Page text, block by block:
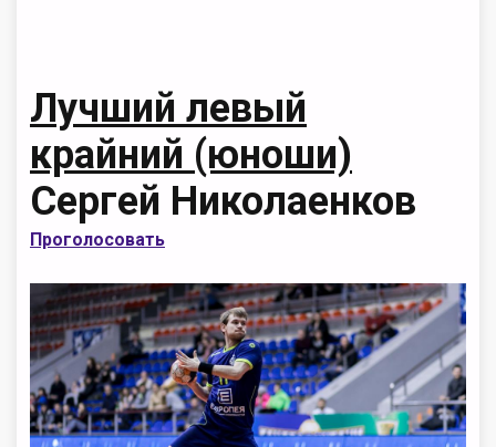
Лучший левый
крайний (юноши)
Сергей Николаенков
Проголосовать